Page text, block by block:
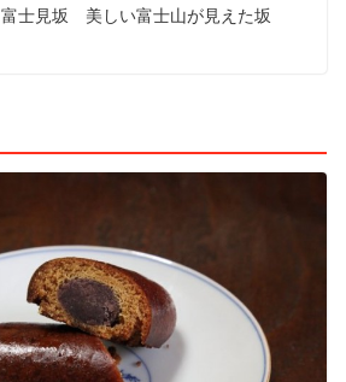
富士見坂 美しい富士山が見えた坂